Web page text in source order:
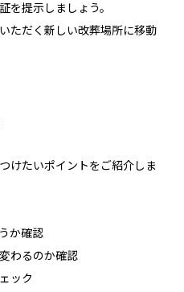
を提示しましょう。
ただく新しい改葬場所に移動
けたいポイントをご紹介しま
か確認
わるのか確認
ック